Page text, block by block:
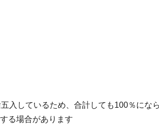
入しているため、合計しても100％にな
る場合があります